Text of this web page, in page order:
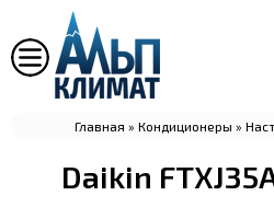
Главная » Кондиционеры »
Daikin